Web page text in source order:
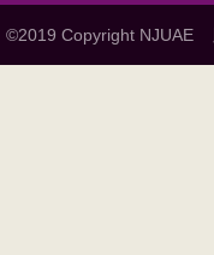
©2019 Copyright NJUAE